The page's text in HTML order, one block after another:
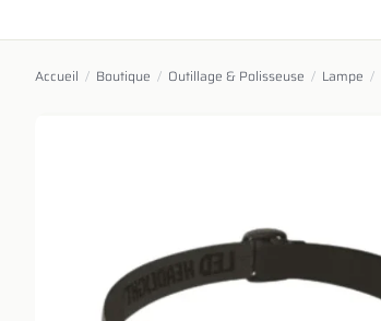
Accueil / Boutique / Outillage & Polisseuse / Lampe /